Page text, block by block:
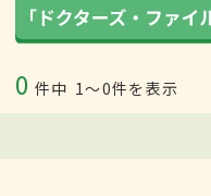
0 件中 1〜0件を表示